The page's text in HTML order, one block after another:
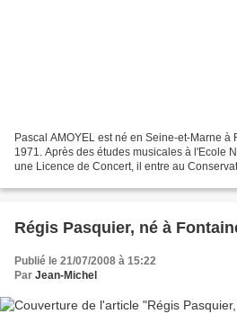
Pascal AMOYEL est né en Seine-et-Marne
1971. Après des études musicales à l'Ecole
une Licence de Concert, il entre au
Régis Pasquier, né à
Publié le 21/07/2008 à 15:22
Par Jean-Michel